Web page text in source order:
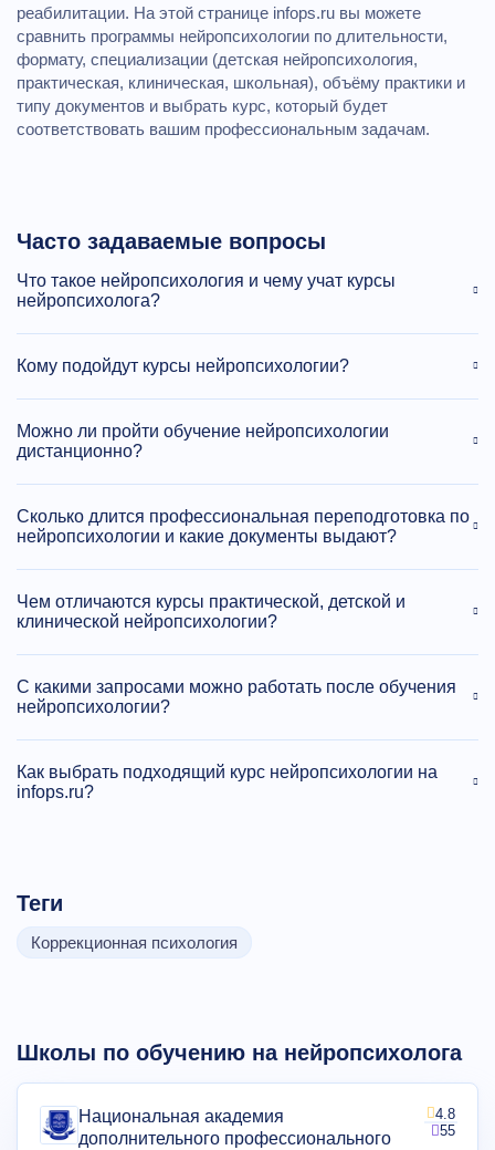
реабилитации. На этой странице infops.ru вы можете
сравнить программы нейропсихологии по длительности,
формату, специализации (детская нейропсихология,
практическая, клиническая, школьная), объёму практики и
типу документов и выбрать курс, который будет
соответствовать вашим профессиональным задачам.
Часто задаваемые вопросы
Что такое нейропсихология и чему учат курсы
нейропсихолога?
Кому подойдут курсы нейропсихологии?
Можно ли пройти обучение нейропсихологии
дистанционно?
Сколько длится профессиональная переподготовка по
нейропсихологии и какие документы выдают?
Чем отличаются курсы практической, детской и
клинической нейропсихологии?
С какими запросами можно работать после обучения
нейропсихологии?
Как выбрать подходящий курс нейропсихологии на
infops.ru?
Теги
Коррекционная психология
Школы по обучению на нейропсихолога
Национальная академия
дополнительного профессионального
4.8
55